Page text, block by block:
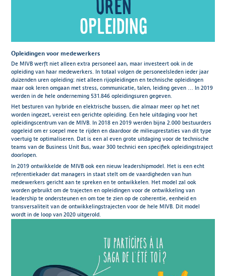
uren
opleiding
Opleidingen voor medewerkers
De MIVB werft niet alleen extra personeel aan, maar investeert ook in de
opleiding van haar medewerkers. In totaal volgen de personeelsleden ieder jaar
duizenden uren opleiding: niet alleen rijopleidingen en technische opleidingen
maar ook leren omgaan met stress, communicatie, talen, leiding geven … In 2019
werden in de hele onderneming 531.846 opleidingsuren gegeven.
Het besturen van hybride en elektrische bussen, die almaar meer op het net
worden ingezet, vereist een gerichte opleiding. Een hele uitdaging voor het
opleidingscentrum van de MIVB. In 2018 en 2019 werden bijna 2.000 bestuurders
opgeleid om er soepel mee te rijden en daardoor de milieuprestaties van dit type
voertuig te optimaliseren. Dat is een al even grote uitdaging voor de technische
teams van de Business Unit Bus, waar 300 technici een specifiek opleidingstraject
doorlopen.
In 2019 ontwikkelde de MIVB ook een nieuw leadershipmodel. Het is een echt
referentiekader dat managers in staat stelt om de vaardigheden van hun
medewerkers gericht aan te spreken en te ontwikkelen. Het model zal ook
worden gebruikt om de trajecten en opleidingen voor de ontwikkeling van
leadership te ondersteunen en om toe te zien op de coherentie, eenheid en
transversaliteit van de ontwikkelingstrajecten voor de hele MIVB. Dit model
wordt in de loop van 2020 uitgerold.